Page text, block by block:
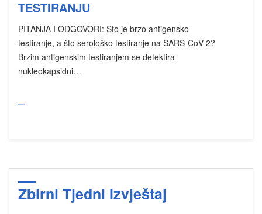
TESTIRANJU
PITANJA I ODGOVORI: Što je brzo antigensko
testiranje, a što serološko testiranje na SARS-CoV-2?
Brzim antigenskim testiranjem se detektira
nukleokapsidni…
Zbirni Tjedni Izvještaj